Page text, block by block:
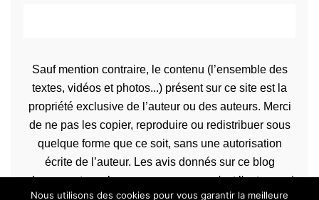
Sauf mention contraire, le contenu (l’ensemble des
textes, vidéos et photos...) présent sur ce site est la
propriété exclusive de l’auteur ou des auteurs. Merci
de ne pas les copier, reproduire ou redistribuer sous
quelque forme que ce soit, sans une autorisation
écrite de l’auteur. Les avis donnés sur ce blog
n’engagent que la propre personne qu'est l'auteur qui
Nous utilisons des cookies pour vous garantir la meilleure